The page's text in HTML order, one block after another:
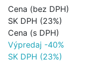
Cena (bez DPH)
SK DPH (23%)
Cena (s DPH)
Výpredaj -40%
SK DPH (23%)